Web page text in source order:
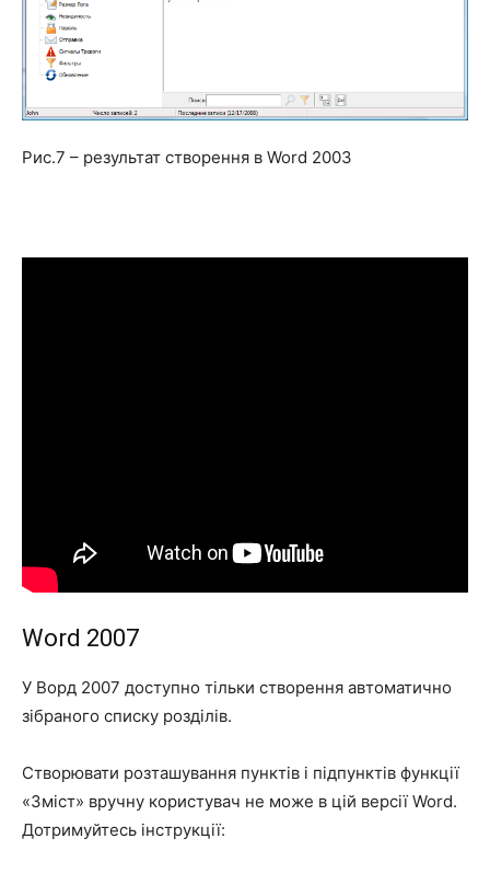
Рис.7 – результат створення в Word 2003
Word 2007
У Ворд 2007 доступно тільки створення автоматично
зібраного списку розділів.
Створювати розташування пунктів і підпунктів функції
«Зміст» вручну користувач не може в цій версії Word.
Дотримуйтесь інструкції: